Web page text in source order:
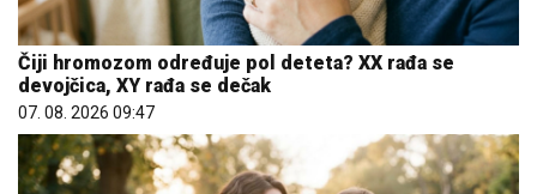
Čiji hromozom određuje pol deteta? XX rađa se
devojčica, XY rađa se dečak
07. 08. 2026 09:47